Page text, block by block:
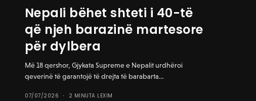
Nepali bëhet shteti i 40-të
që njeh barazinë martesore
për dylbera
Më 18 qershor, Gjykata Supreme e Nepalit urdhëroi
qeverinë të garantojë të drejta të barabarta…
07/07/2026 2 MINUTA LEXIM